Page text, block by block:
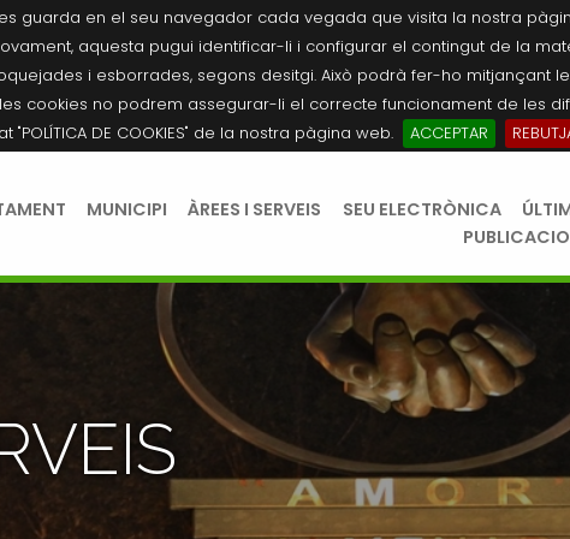
guarda en el seu navegador cada vegada que visita la nostra
aquesta pugui identificar-li i configurar el contingut de la
i esborrades, segons desitgi. Això podrà fer-ho mitjançant
cookies no podrem assegurar-li el correcte funcionament de les
"POLÍTICA DE COOKIES" de la nostra pàgina web.
ACCEPTAR
MUNICIPI ÀREES I SERVEIS SEU ELECTRÒNICA